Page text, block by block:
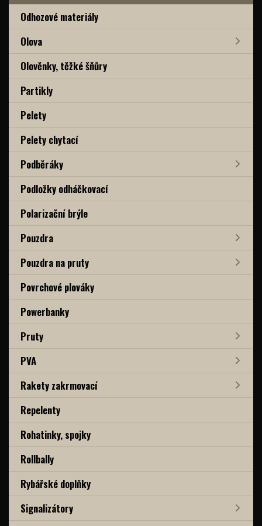
Odhozové materiály
Olova
Olověnky, těžké šňůry
Partikly
Pelety
Pelety chytací
Podběráky
Podložky odháčkovací
Polarizační brýle
Pouzdra
Pouzdra na pruty
Povrchové plováky
Powerbanky
Pruty
PVA
Rakety zakrmovací
Repelenty
Rohatinky, spojky
Rollbally
Rybářské doplňky
Signalizátory